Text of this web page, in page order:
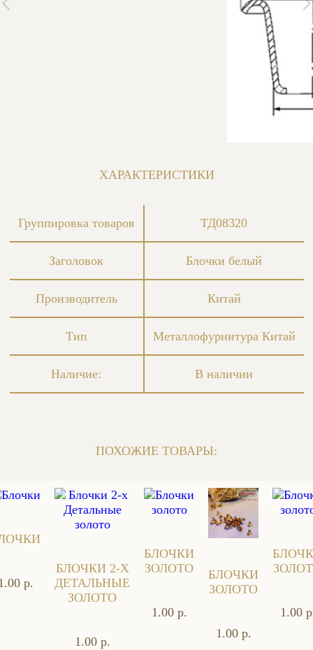
ХАРАКТЕРИСТИКИ
Группировка товаров ТД08320
Заголовок Блочки белый
Производитель Китай
Тип Металлофурнитура Китай
Наличие: В наличии
ПОХОЖИЕ ТОВАРЫ:
р.
БЛОЧКИ 2-Х
ДЕТАЛЬНЫЕ
ЗОЛОТО
1.00 р.
БЛОЧКИ
ЗОЛОТО
1.00 р.
БЛОЧКИ
ЗОЛОТО
1.00 р.
1.00